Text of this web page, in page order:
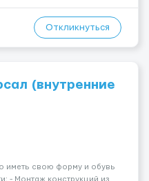
Откликнуться
(внутренние
иметь свою форму и обувь
- Монтаж конструкций из